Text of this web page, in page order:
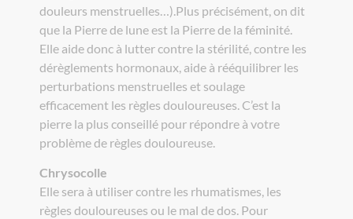
douleurs menstruelles…).Plus précisément, on dit
que la Pierre de lune est la Pierre de la féminité.
Elle aide donc à lutter contre la stérilité, contre les
dérèglements hormonaux, aide à rééquilibrer les
perturbations menstruelles et soulage
efficacement les règles douloureuses. C’est la
pierre la plus conseillé pour répondre à votre
problème de règles douloureuse.
Chrysocolle
Elle sera à utiliser contre les rhumatismes, les
règles douloureuses ou le mal de dos. Pour